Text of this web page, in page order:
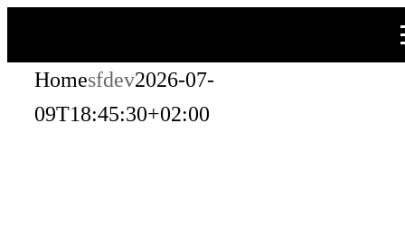
Inhalt
springen
Homesfdev2026-07-
09T18:45:30+02:00